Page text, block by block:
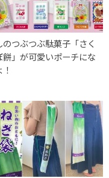
のつぶつぶ駄菓子「さく
餅」が可愛いポーチにな